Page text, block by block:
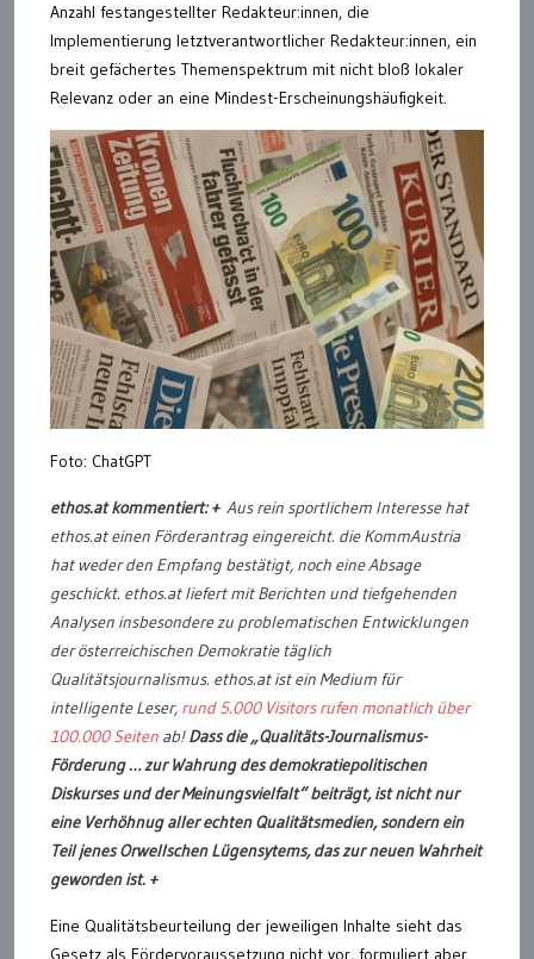
Anzahl festangestellter Redakteur:innen, die
Implementierung letztverantwortlicher Redakteur:innen, ein
breit gefächertes Themenspektrum mit nicht bloß lokaler
Relevanz oder an eine Mindest-Erscheinungshäufigkeit.
Foto: ChatGPT
ethos.at kommentiert: + Aus rein sportlichem Interesse hat
ethos.at einen Förderantrag eingereicht. die KommAustria
hat weder den Empfang bestätigt, noch eine Absage
geschickt. ethos.at liefert mit Berichten und tiefgehenden
Analysen insbesondere zu problematischen Entwicklungen
der österreichischen Demokratie täglich
Qualitätsjournalismus. ethos.at ist ein Medium für
intelligente Leser, rund 5.000 Visitors rufen monatlich über
100.000 Seiten ab!Dass die „Qualitäts-Journalismus-
Förderung … zur Wahrung des demokratiepolitischen
Diskurses und der Meinungsvielfalt“ beiträgt, ist nicht nur
eine Verhöhnug aller echten Qualitätsmedien, sondern ein
Teil jenes Orwellschen Lügensytems, das zur neuen Wahrheit
geworden ist. +
Eine Qualitätsbeurteilung der jeweiligen Inhalte sieht das
Gesetz als Fördervoraussetzung nicht vor, formuliert aber